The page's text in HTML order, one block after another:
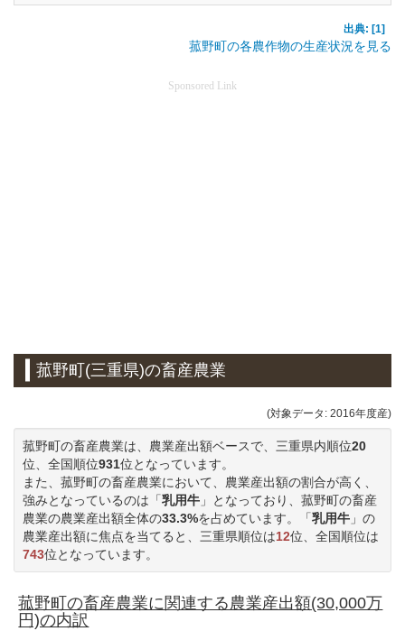
出典: [1]
菰野町の各農作物の生産状況を見る
Sponsored Link
菰野町(三重県)の畜産農業
(対象データ: 2016年度産)
菰野町の畜産農業は、農業産出額ベースで、三重県内順位20
位、全国順位931位となっています。
また、菰野町の畜産農業において、農業産出額の割合が高く、
強みとなっているのは「乳用牛 」となっており、菰野町の畜産
農業の農業産出額全体の33.3%を占めています。「乳用牛 」の
農業産出額に焦点を当てると、三重県順位は12位、全国順位は
743位となっています。
菰野町の畜産農業に関連する農業産出額(30,000万
円)の内訳